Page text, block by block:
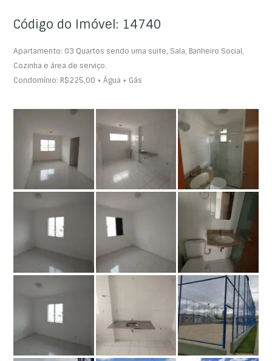
Código do Imóvel: 14740
Apartamento: 03 Quartos sendo uma suite, Sala, Banheiro Social,
Cozinha e área de serviço.
Condomínio: R$225,00 + Água + Gás